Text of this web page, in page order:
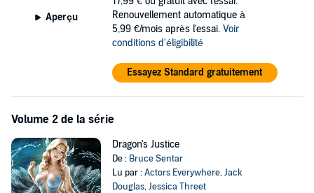
But, at least, I have a few new friends in the form of a dark elf
vampiress and a kitsune assassin as I try to figure out just what I
©2021 Bruce Sentar (P)2021 Bruce Sentar
Aperçu
Renouvellement automatique à
5,99 €/mois après l'essai. Voir
conditions d'éligibilité
Essayez Standard gratuitement
Volume 2 de la série
Dragon's Justice
De : Bruce Sentar
Lu par :Actors Everywhere,Jack
Douglas,Jessica Threet